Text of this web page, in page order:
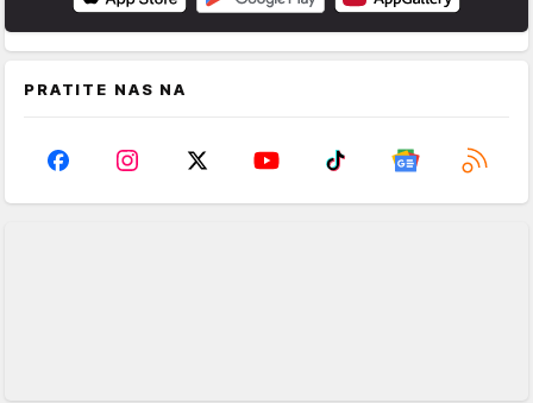
PRATITE NAS NA